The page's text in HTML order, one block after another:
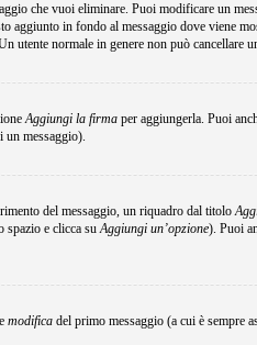
che vuoi eliminare. Puoi modificare un
aggiunto in fondo al messaggio dove viene
normale in genere non può cancellare
Aggiungi la firma per aggiungerla. Puoi
un messaggio).
del messaggio, un riquadro dal titolo
spazio e clicca suAggiungi un’opzione). Puoi
modifica del primo messaggio (a cui è sempre